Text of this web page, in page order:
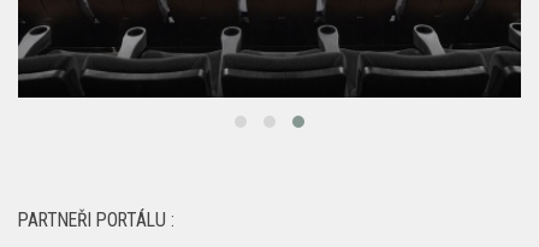
PARTNEŘI PORTÁLU :